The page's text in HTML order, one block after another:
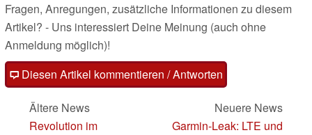
Fragen, Anregungen, zusätzliche Informationen zu diesem
Artikel? - Uns interessiert Deine Meinung (auch ohne
Anmeldung möglich)!
Diesen Artikel kommentieren / Antworten
Ältere News
Revolution im
Neuere News
Garmin-Leak: LTE und